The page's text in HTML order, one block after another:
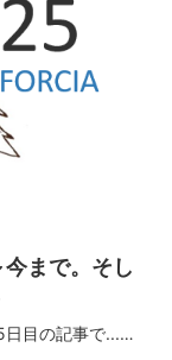
まで。そし
日目の記事で...…